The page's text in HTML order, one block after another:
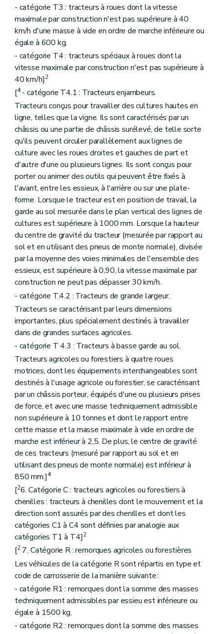
- catégorie T3 : tracteurs à roues dont la vitesse
maximale par construction n'est pas supérieure à 40
km/h d'une masse à vide en ordre de marche inférieure ou
égale à 600 kg,
- catégorie T4 : tracteurs spéciaux à roues dont la
vitesse maximale par construction n'est pas supérieure à
40 km/h]2
[4- catégorie T4.1 : Tracteurs enjambeurs.
Tracteurs conçus pour travailler des cultures hautes en
ligne, telles que la vigne. Ils sont caractérisés par un
châssis ou une partie de châssis surélevé, de telle sorte
qu'ils peuvent circuler parallèlement aux lignes de
culture avec les roues droites et gauches de part et
d'autre d'une ou plusieurs lignes. Ils sont conçus pour
porter ou animer des outils qui peuvent être fixés à
l'avant, entre les essieux, à l'arrière ou sur une plate-
forme. Lorsque le tracteur est en position de travail, la
garde au sol mesurée dans le plan vertical des lignes de
cultures est supérieure à 1000 mm. Lorsque la hauteur
du centre de gravité du tracteur (mesurée par rapport au
sol et en utilisant des pneus de monte normale), divisée
par la moyenne des voies minimales de l'ensemble des
essieux, est supérieure à 0,90, la vitesse maximale par
construction ne peut pas dépasser 30 km/h.
- catégorie T.4.2 : Tracteurs de grande largeur.
Tracteurs se caractérisant par leurs dimensions
importantes, plus spécialement destinés à travailler
dans de grandes surfaces agricoles.
- catégorie T 4.3 : Tracteurs à basse garde au sol.
Tracteurs agricoles ou forestiers à quatre roues
motrices, dont les équipements interchangeables sont
destinés à l'usage agricole ou forestier, se caractérisant
par un châssis porteur, équipés d'une ou plusieurs prises
de force, et avec une masse techniquement admissible
non supérieure à 10 tonnes et dont le rapport entre
cette masse et la masse maximale à vide en ordre de
marche est inférieur à 2,5. De plus, le centre de gravité
de ces tracteurs (mesuré par rapport au sol et en
utilisant des pneus de monte normale) est inférieur à
850 mm.]4
[26. Catégorie C : tracteurs agricoles ou forestiers à
chenilles : tracteurs à chenilles dont le mouvement et la
direction sont assurés par des chenilles et dont les
catégories C1 à C4 sont définies par analogie aux
catégories T1 à T4]2
[27. Catégorie R : remorques agricoles ou forestières
Les véhicules de la catégorie R sont répartis en type et
code de carrosserie de la manière suivante :
- catégorie R1 : remorques dont la somme des masses
techniquement admissibles par essieu est inférieure ou
égale à 1500 kg,
- catégorie R2 : remorques dont la somme des masses